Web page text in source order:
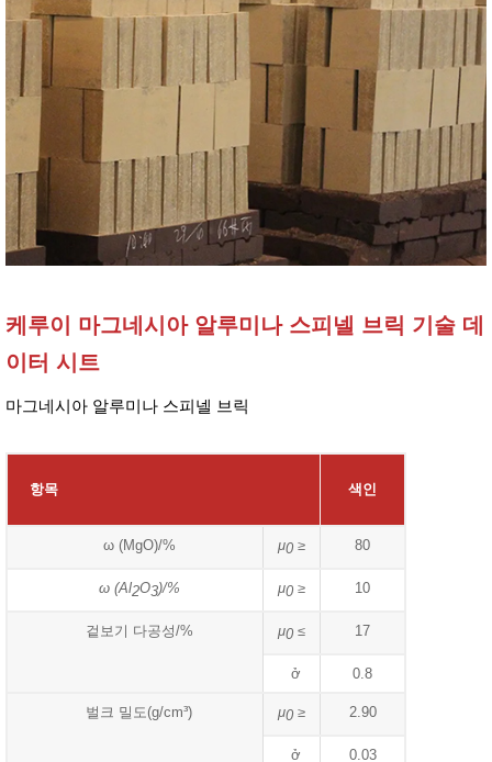
케루이 마그네시아 알루미나 스피넬 브릭 기술 데
이터 시트
마그네시아 알루미나 스피넬 브릭
항목 색인
ω (MgO)/% μ0 ≥ 80
ω (Al2O3)/% μ0 ≥ 10
겉보기 다공성/% μ0 ≤ 17
ở 0.8
벌크 밀도(g/cm³) μ0 ≥ 2.90
ở 0.03